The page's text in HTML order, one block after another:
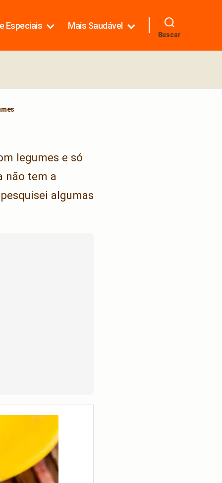
Especiais Mais Saudável
Buscar
legumes e só
não tem a
algumas